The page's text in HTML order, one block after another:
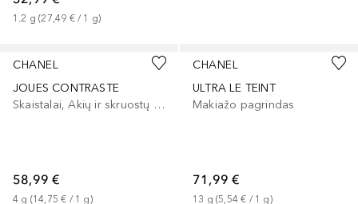
1.2 g (27,49 € / 1 g)
CHANEL
JOUES CONTRASTE
Skaistalai, Akių ir skruostų dažai, Lūpų ir skruostų dažai
58,99 €
4 g (14,75 € / 1 g)
+
CHANEL
ULTRA LE TEINT
Makiažo pagrindas
71,99 €
13 g (5,54 € / 1 g)